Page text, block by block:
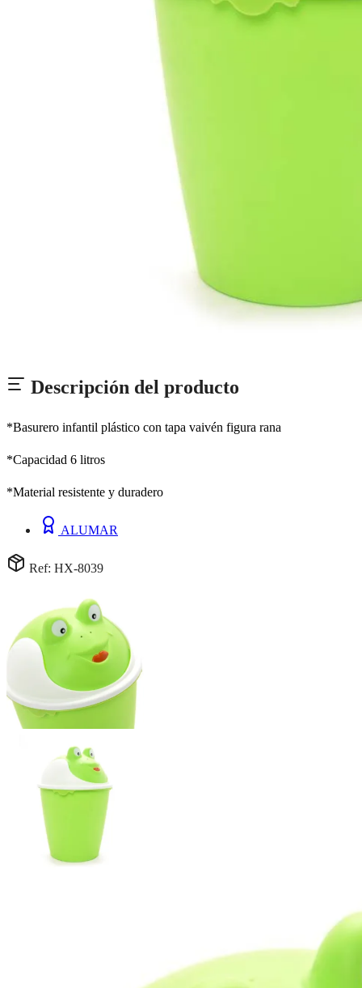
Descripción del producto
*Basurero infantil plástico con tapa vaivén figura rana
*Capacidad 6 litros
*Material resistente y duradero
ALUMAR
Ref: HX-8039